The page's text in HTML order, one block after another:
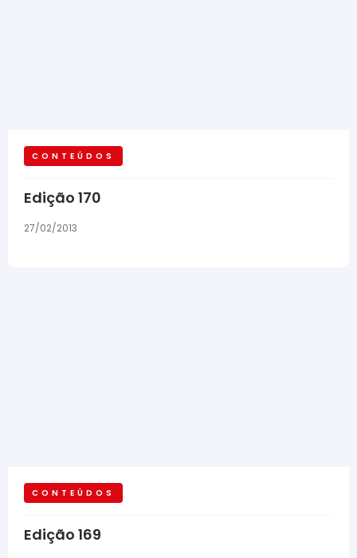
CONTEÚDOS
Edição 170
27/02/2013
CONTEÚDOS
Edição 169